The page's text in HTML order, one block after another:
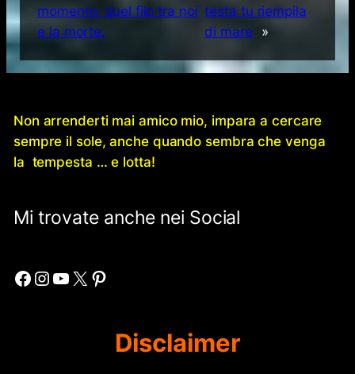
momento, quel filo tra noi
e la morte.
testa tu riempila
di mare
»
Non arrenderti mai amico mio, impara a cercare
sempre il sole, anche quando sembra che venga
la tempesta … e lotta!
Mi trovate anche nei Social
Facebook Instagram YouTube X Pinterest
Disclaimer